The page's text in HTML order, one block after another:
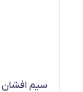
سیم افشان ارت